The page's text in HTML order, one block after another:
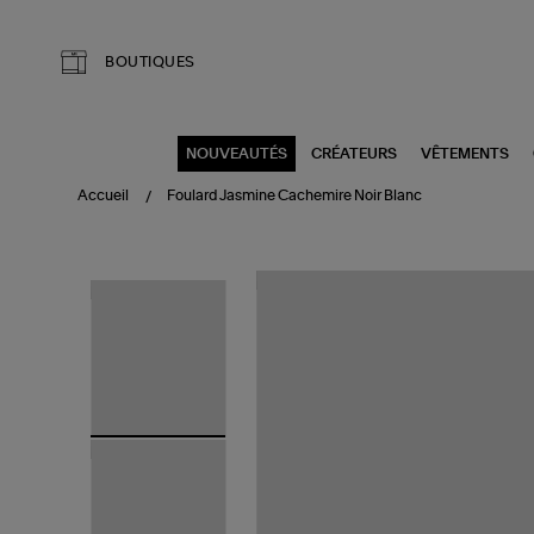
BOUTIQUES
NOUVEAUTÉS CRÉATEURS VÊTEMENTS
Accueil Foulard Jasmine Cachemire Noir Blanc